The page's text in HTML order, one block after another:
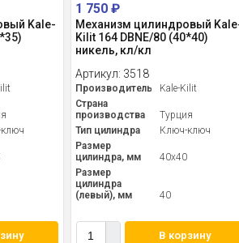
Kale-
1 750₽
Механизм цилиндровый
Kilit 164 DBNE/80 (40*40)
никель, кл/кл
Артикул: 3518
Производитель
Kale-Kilit
Страна
производства
Турция
Тип цилиндра
Ключ-ключ
Размер
цилиндра, мм
40x40
Размер
цилиндра
(левый), мм
40
В корзину